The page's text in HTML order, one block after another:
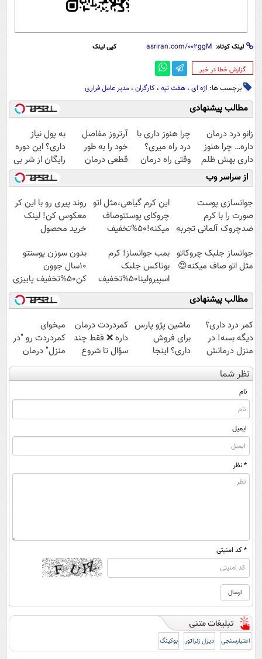
لینک کوتاه: کپی لینک
‌گزارش خطا در خبر
برچسب ها: اژه ای ، هفت تپه ، کارگران ، مدیر عامل فراری
مطالب پیشنهادی
زانو درد درمان
داره… چرا هنوز
داری بهش ظلم
می‌کنی؟
چرا هنوز داری با
درد راه میری؟
وقتی راه درمان
جلو پاته!
آرتروز مفاصل
خود را به طور
قطعی درمان
کنید!
◗پرسش‌نامه◖
به پول نیاز
داری؟ این دوره
رایگان از شر بی
پولی خلاصت
میکنه
از سراسر وب
جوانسازی پوست
صورت را با کرم
ضدچروک آلمانی تجربه
این کرم گیاهی،مثل اتو
چروکای پوستتوصاف
میکنه!50%تخفیف
روند پیری رو با این کر
معکوس کن! لینک
خرید محصول
جوانساز جلبک چروکاتو
مثل اتو صاف میکنه😍
بمب جوانساز! کرم
بوتاکس جلبک
اسپیرولینا50%تخفیف
بدون سوزن پوستتو
10سال جوون
کن50%تخفیف پاییزی
مطالب پیشنهادی
کمر درد داری؟
دیگه بسه! در
منزل درمانش
کن
(◀پرسش‌نامه)
ماشین پژو پارس
برای فروش
داری؟ اینجا
سریع بفروشش
‌کمردردت درمان
داره ❌ فقط چند
سؤال تا شروع
بهبودی فاصله‌
داری!
میخوای
کمردردت رو "در
منزل" درمان
کنی؟ (◂فیلم +
◂پرسش‌نامه)
نظر شما
نام
ایمیل
* نظر
* کد امنیتی
اعتبارسنجی دیزل ژنراتور بوکینگ